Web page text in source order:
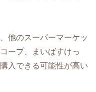
他のスーパーマーケッ
ープ、まいばすけっ
入できる可能性が高い